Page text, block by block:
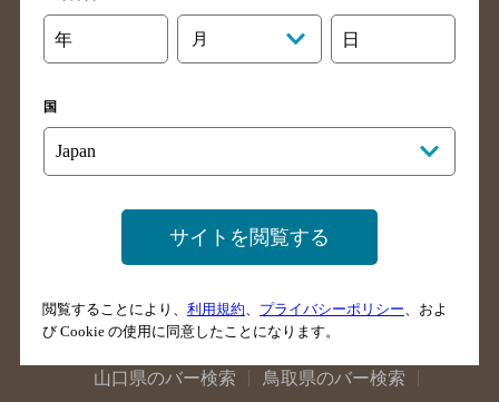
新潟県のバー検索
東京都のバー検索
神奈川県のバー検索
千葉県のバー検索
岐阜県のバー検索
富山県のバー検索
石川県のバー検索
福井県のバー検索
大阪府のバー検索
京都府のバー検索
滋賀県のバー検索
和歌山県のバー検索
広島県のバー検索
岡山県のバー検索
山口県のバー検索
鳥取県のバー検索
年 月 日
国
サイトを閲覧する
閲覧することにより、 利用規約 プライバシーポリシー 、およ
び Cookie の使用に同意したことになります。